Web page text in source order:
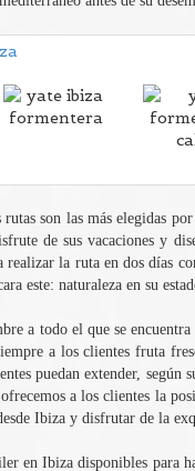
rutas son las más elegidas
de sus vacaciones y
realizar la ruta en dos días
este: naturaleza en su
a todo el que se
a los clientes fruta
puedan extender, según
a los clientes la
Ibiza y disfrutar de la
en Ibiza disponibles para